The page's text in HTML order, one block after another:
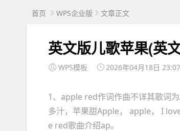
首页 WPS企业版 文章正文
英文版儿歌苹果(英
WPS模板 2026年04月18日 23:07
1、apple red作词作曲不详其歌词
多汁，苹果甜Apple， apple， I
e red歌曲介绍ap。